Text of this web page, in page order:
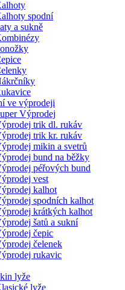
spodní
a sukně
ve výprodeji
Výprodej
trik dl. rukáv
trik kr. rukáv
mikin a svetrů
bund na běžky
péřových bund
vest
kalhot
spodních kalhot
krátkých kalhot
šatů a sukní
čepic
čelenek
rukavic
lyže
lyže